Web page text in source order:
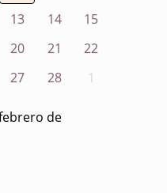
13 14
15
20 21
22
27 28 1
de